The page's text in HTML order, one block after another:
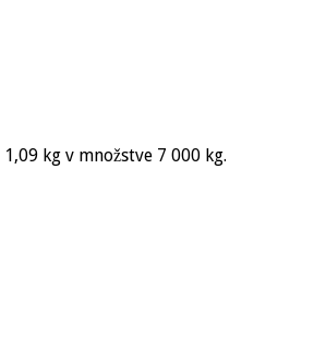
1,09 kg v množstve 7 000 kg.